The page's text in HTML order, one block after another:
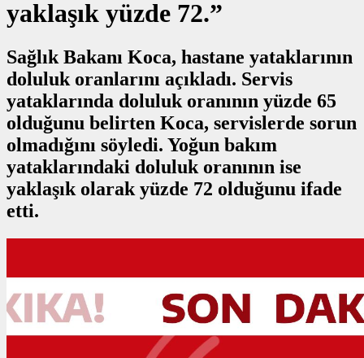
yaklaşık yüzde 72.”
Sağlık Bakanı Koca, hastane yataklarının
doluluk oranlarını açıkladı. Servis
yataklarında doluluk oranının yüzde 65
olduğunu belirten Koca, servislerde sorun
olmadığını söyledi. Yoğun bakım
yataklarındaki doluluk oranının ise
yaklaşık olarak yüzde 72 olduğunu ifade
etti.